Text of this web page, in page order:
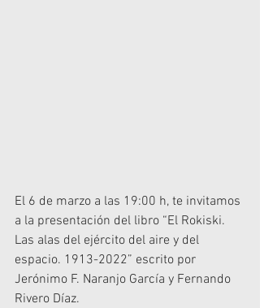
El 6 de marzo a las 19:00 h, te invitamos
a la presentación del libro “El Rokiski.
Las alas del ejército del aire y del
espacio. 1913-2022” escrito por
Jerónimo F. Naranjo García y Fernando
Rivero Díaz.